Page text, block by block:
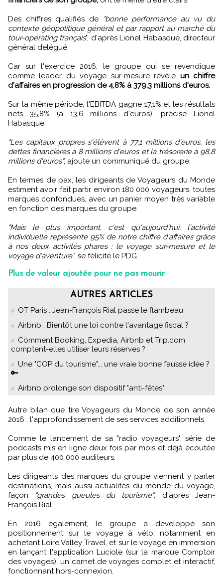
Des chiffres qualifiés de
"bonne performance au vu du
contexte géopolitique général et par rapport au marché du
tour-opérating français", d'après Lionel Habasque, directeur
général délégué.
Car sur l'exercice 2016, le groupe qui se revendique
comme leader du voyage sur-mesure révèle un chiffre
d'affaires en progression de 4,8% à 379,3 millions d'euros.
Sur la même période, l'EBITDA gagne 17,1% et les résultats
nets 35,8% (à 13,6 millions d'euros), précise Lionel
Habasque.
"Les capitaux propres s'élèvent à 77,1 millions d'euros, les
dettes financières à 8 millions d'euros et la trésorerie à 98,8
millions d'euros", ajoute un communiqué du groupe.
En termes de pax, les dirigeants de Voyageurs du Monde
estiment avoir fait partir environ 180 000 voyageurs, toutes
marques confondues, avec un panier moyen très variable
en fonction des marques du groupe.
"Mais le plus important, c'est qu'aujourd'hui, l'activité
individuelle représente 95% de notre chiffre d'affaires grâce
à nos deux activités phares : le voyage sur-mesure et le
voyage d'aventure", se félicite le PDG.
Plus de valeur ajoutée pour ne pas mourir
AUTRES ARTICLES
OT Paris : Jean-François Rial passe le flambeau
Airbnb : Bientôt une loi contre l'avantage fiscal ?
Comment Booking, Expedia, Airbnb et Trip.com
comptent-elles utiliser leurs réserves ?
Une "COP du tourisme"... une vraie bonne fausse idée ?
🔑
Airbnb prolonge son dispositif "anti-fêtes"
Autre bilan que tire Voyageurs du Monde de son année
2016 : l'approfondissement de ses services additionnels.
Comme le lancement de sa "radio voyageurs", série de
podcasts mis en ligne deux fois par mois et déjà écoutée
par plus de 400 000 auditeurs.
Les dirigeants des marques du groupe viennent y parler
destinations, mais aussi actualités du monde du voyage,
façon
"grandes gueules du tourisme", d'après Jean-
François Rial.
En 2016 également, le groupe a développé son
positionnement sur le voyage à vélo, notamment en
achetant Loire Valley Travel, et sur le voyage en immersion
en lançant l'application Luciole (sur la marque Comptoir
des voyages), un carnet de voyages complet et interactif,
fonctionnant hors-connexion.